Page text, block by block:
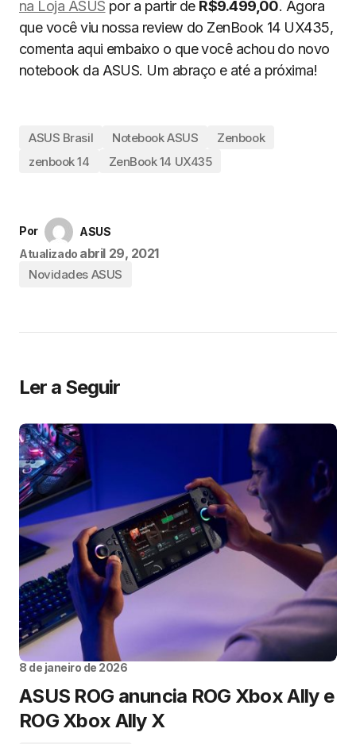
na Loja ASUS por a partir de R$9.499,00. Agora
que você viu nossa review do ZenBook 14 UX435,
comenta aqui embaixo o que você achou do novo
notebook da ASUS. Um abraço e até a próxima!
ASUS Brasil Notebook ASUS
Zenbook
zenbook 14
ZenBook 14 UX435
Por
ASUS
Atualizado abril 29, 2021
Novidades ASUS
Ler a Seguir
8 de janeiro de 2026
ASUS ROG anuncia ROG Xbox Ally e
ROG Xbox Ally X